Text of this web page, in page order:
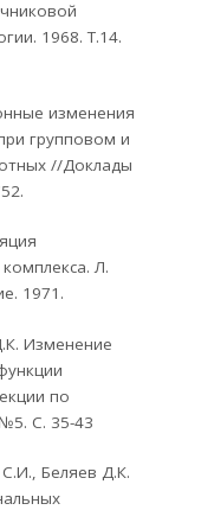
1968. Т.14.
изменения
групповом и
//Доклады
Л.
1971.
Изменение
по
С. 35-43
Беляев Д.К.